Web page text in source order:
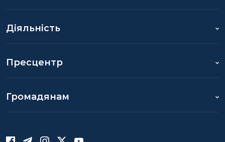
Діяльність
Пресцентр
Громадянам